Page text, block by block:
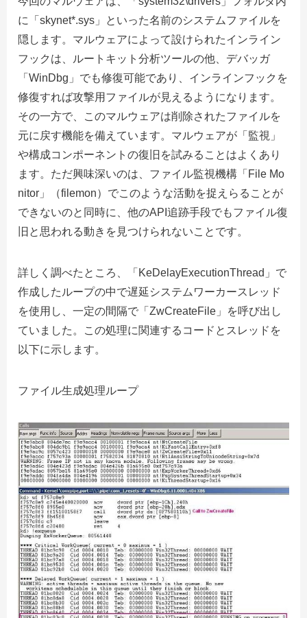
に「skynet*.sys」といった名前のシステムファイルを
隠します。マルウェアによって設けられたインライン
フックは、ルートキット分析ツールの他、デバッガ
「WinDbg」でも修復可能であり、インラインフックを
修復すれば攻撃用ファイルが見えるようになります。
その一方で、このマルウェアは削除されたファイルを
元に戻す機能を備えています。マルウェアが「監視」
や構成コンポーネントの復旧を試みることはよくあり
ます。ただ興味深いのは、ファイル監視機構「File Mo
nitor」（filemon）でこのような活動を捉えらることが
できないのと同時に、他のAPI追跡手段でもファイル復
旧と思われる動きを見つけられないことです。
詳しく調べたところ、「KeDelayExecutionThread」で
作成したループの中で遅延システムワーカースレッド
を使用し、一定の間隔で「ZwCreateFile」を呼び出し
ていました。この処理に関連するコードとスレッドを
以下に示します。
ファイル生成処理ループ